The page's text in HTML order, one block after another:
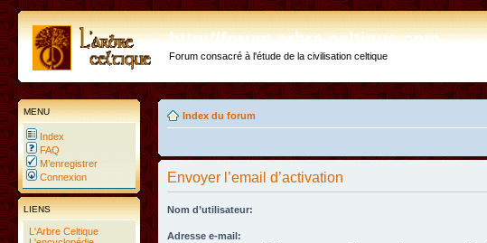
http://forum.arbre-celtique.com
Forum consacré à l'étude de la civilisation celtique
MENU
Index
FAQ
M’enregistrer
Connexion
LIENS
L'Arbre Celtique
Index du forum
Envoyer l’email d’activation
Nom d’utilisateur:
Adresse e-mail: